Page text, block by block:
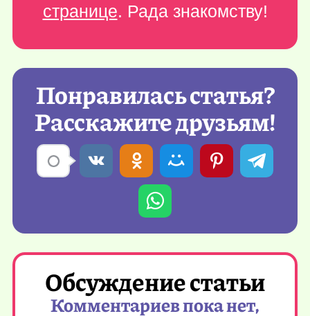
странице. Рада знакомству!
Понравилась статья?
Расскажите друзьям!
Обсуждение статьи
Комментариев пока нет,